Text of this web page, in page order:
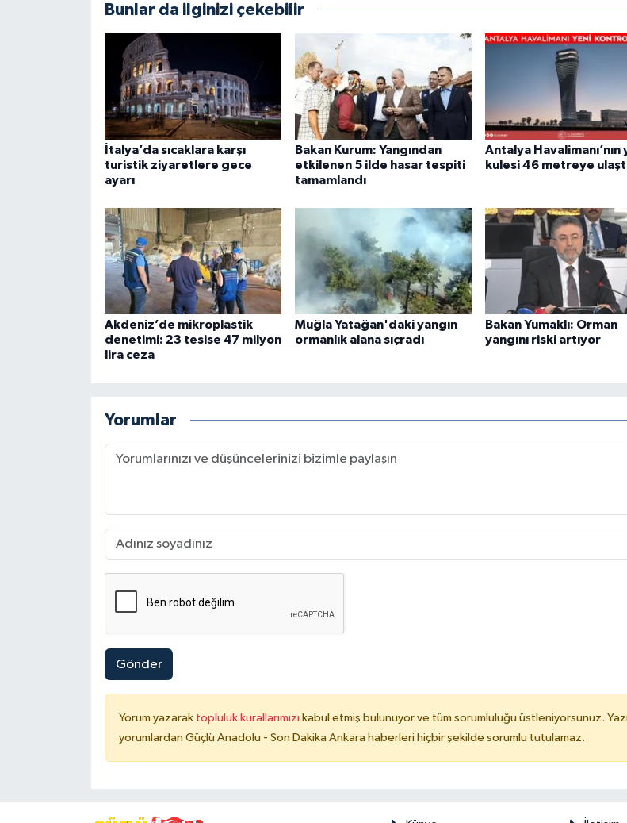
Bunlar da ilginizi çekebilir
İtalya’da sıcaklara karşı
turistik ziyaretlere gece
ayarı
Bakan Kurum: Yangından
etkilenen 5 ilde hasar tespiti
tamamlandı
Antalya Havalimanı’nın
kulesi 46 metreye
Akdeniz’de mikroplastik
denetimi: 23 tesise 47 milyon
lira ceza
Muğla Yatağan'daki yangın
ormanlık alana sıçradı
Bakan Yumaklı: Orman
yangını riski artıyor
Yorumlar
Gönder
Yorum yazarak topluluk kurallarımızı kabul etmiş bulunuyor ve tüm sorumluluğu üstleniyorsunuz.
yorumlardan Güçlü Anadolu - Son Dakika Ankara haberleri hiçbir şekilde sorumlu tutulamaz.